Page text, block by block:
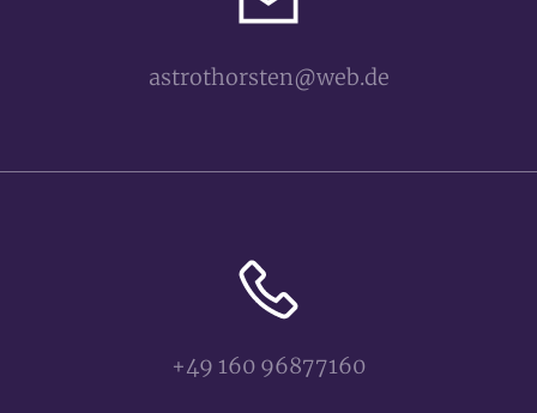
astrothorsten@web.de
+49 160 96877160